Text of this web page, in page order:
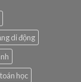
di động
học